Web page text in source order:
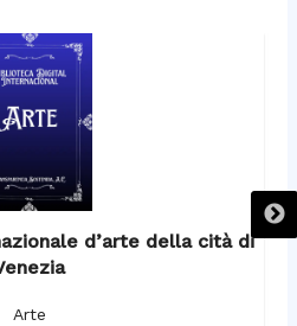
d’arte della cità di
Arte